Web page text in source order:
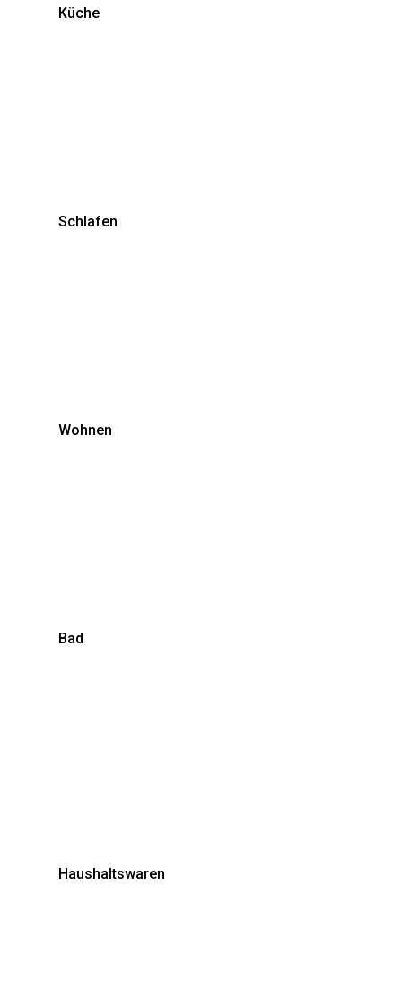
Küche
Schlafen
Wohnen
Bad
Haushaltswaren